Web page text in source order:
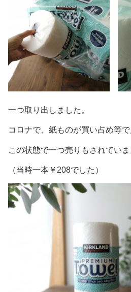
一つ取り出しました。
コロナで、紙ものが買い占め等
この状態で一つ売りもされていま
（当時一本￥208でした）